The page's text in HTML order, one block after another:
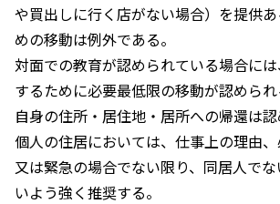
や買出しに行く店がない場合）を提供
めの移動は例外である。
対面での教育が認められている場合に
するために必要最低限の移動が認められ
自身の住所・居住地・居所への帰還は認
個人の住居においては、仕事上の理由、
又は緊急の場合でない限り、同居人で
いよう強く推奨する。